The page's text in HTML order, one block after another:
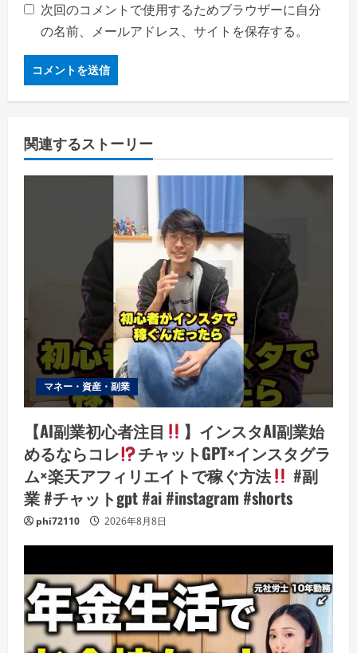
次回のコメントで使用するためブラウザーに自分
の名前、メールアドレス、サイトを保存する。
関連するストーリー
マネー・資産・副業
【AI副業初心者注目
】インスタAI副業始
めるならコレ
チャットGPT×インスタグラ
ム×楽天アフィリエイトで稼ぐ方法
#副
業 #チャットgpt #ai #instagram #shorts
phi72110 2026年8月8日